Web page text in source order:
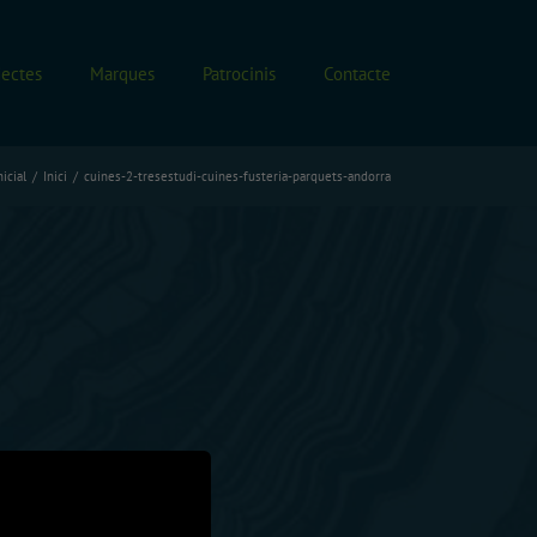
Marques Patrocinis Contacte
Inici cuines-2-tresestudi-cuines-fusteria-parquets-andorra